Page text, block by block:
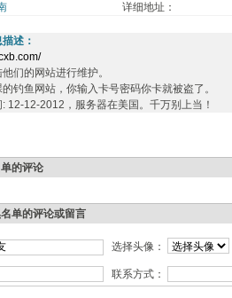
详细地址：
述：
们的网站进行维护。
钓鱼网站，你输入卡号密码你卡就被盗了。
12-12-2012，服务器在美国。千万别上当！
的评论
单的评论或留言
选择头像：
联系方式：